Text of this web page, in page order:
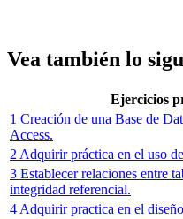
Vea también lo
Ejercicios
1 Creación de una Base de
Access.
2 Adquirir práctica en el uso
3 Establecer relaciones entre
integridad referencial.
4 Adquirir practica en el